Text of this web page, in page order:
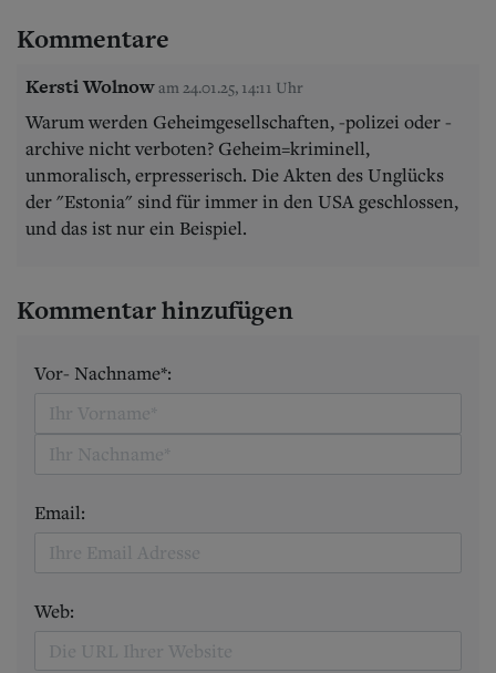
Kommentare
Kersti Wolnow am 24.01.25, 14:11 Uhr
Warum werden Geheimgesellschaften, -polizei oder -
archive nicht verboten? Geheim=kriminell,
unmoralisch, erpresserisch. Die Akten des Unglücks
der "Estonia" sind für immer in den USA geschlossen,
und das ist nur ein Beispiel.
Kommentar hinzufügen
Vor- Nachname*:
Email:
Web: